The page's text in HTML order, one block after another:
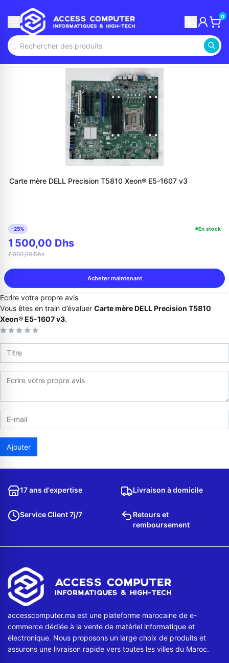
0
Appelez-nous au
06 37 08 07 06
Envoyer un message
Carte mère DELL Precision T5810 Xeon® E5-1607 v3
-25% En stock
1 500,00 Dhs
2 000,00 Dhs
Acheter maintenant
Ecrire votre propre avis
Vous êtes en train d’évaluer Carte mère DELL Precision T5810
Xeon® E5-1607 v3.
Ajouter
17 ans d'expertise Livraison à domicile
Service Client 7j/7
Retours et
remboursement
accesscomputer.ma est une plateforme marocaine de e-
commerce dédiée à la vente de matériel informatique et
électronique. Nous proposons un large choix de produits et
assurons une livraison rapide vers toutes les villes du Maroc.